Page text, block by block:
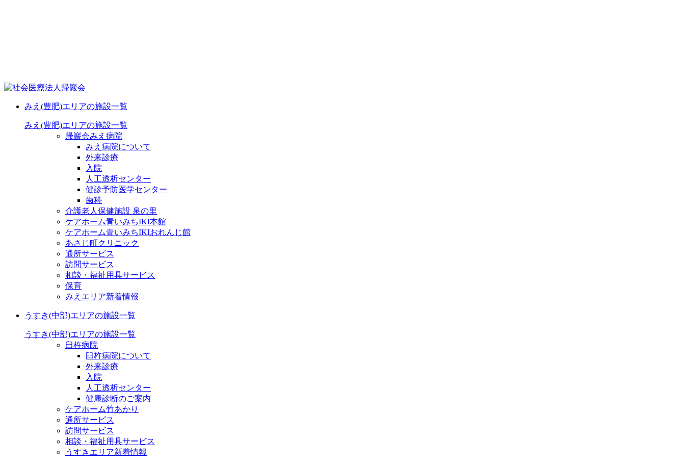
みえ(豊肥)エリアの施設一覧
みえ(豊肥)エリアの施設一覧
帰巖会みえ病院
みえ病院について
外来診療
入院
人工透析センター
健診予防医学センター
歯科
介護老人保健施設 泉の里
ケアホーム青いみちIKI本館
ケアホーム青いみちIKIおれんじ館
あさじ町クリニック
通所サービス
訪問サービス
相談・福祉用具サービス
保育
みえエリア新着情報
うすき(中部)エリアの施設一覧
うすき(中部)エリアの施設一覧
臼杵病院
臼杵病院について
外来診療
入院
人工透析センター
健康診断のご案内
ケアホーム竹あかり
通所サービス
訪問サービス
相談・福祉用具サービス
うすきエリア新着情報